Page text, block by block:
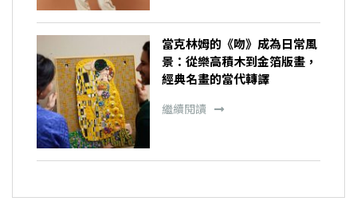
當克林姆的《吻》成為日常風
景：從樂高積木到金箔版畫，
經典名畫的當代轉譯
繼續閱讀